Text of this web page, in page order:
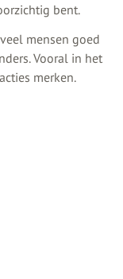
bent.
mensen goed
Vooral in het
merken.